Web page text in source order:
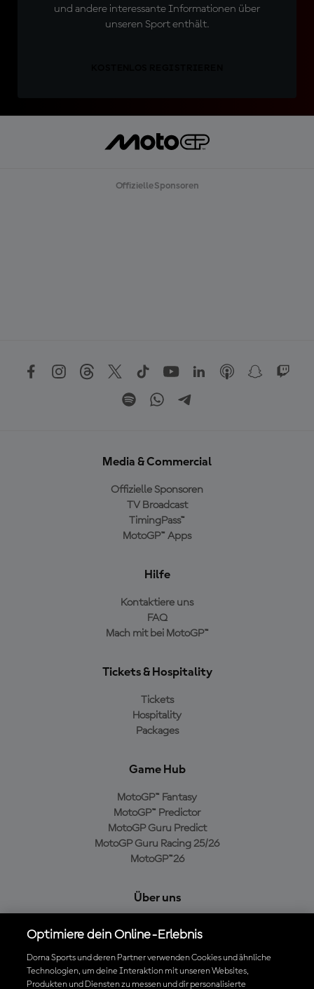
und andere interessante Informationen über
unseren Sport enthält.
Offizielle Sponsoren
Media & Commercial
Offizielle Sponsoren
TV Broadcast
TimingPass™
MotoGP™ Apps
Hilfe
Kontaktiere uns
FAQ
Mach mit bei MotoGP™
Tickets & Hospitality
Tickets
Hospitality
Packages
Game Hub
MotoGP™ Fantasy
MotoGP™ Predictor
MotoGP Guru Predict
MotoGP Guru Racing 25/26
MotoGP™26
Über uns
Cookie-Richtlinien
Geschäftsbedingungen
Datenschutzrichtlinien
Optimiere dein Online-Erlebnis
Dorna Sports und deren Partner verwenden Cookies und ähnliche
Technologien, um deine Interaktion mit unseren Websites,
Produkten und Diensten zu messen und dir personalisierte